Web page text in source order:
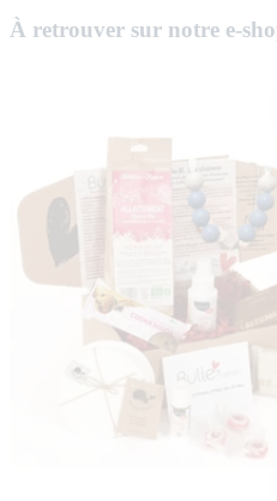
À retrouver sur notre e-